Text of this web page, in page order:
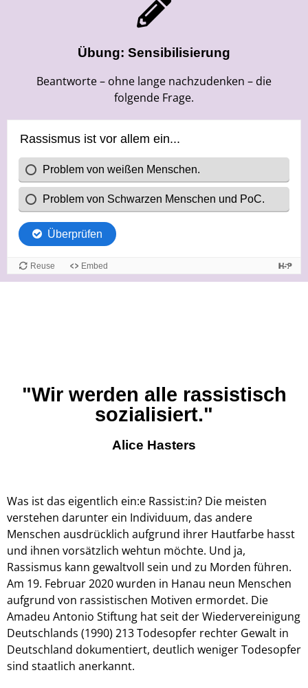
Übung: Sensibilisierung
Beantworte – ohne lange nachzudenken – die
folgende Frage.
"Wir werden alle rassistisch
sozialisiert."
Alice Hasters
Was ist das eigentlich ein:e Rassist:in? Die meisten
verstehen darunter ein Individuum, das andere
Menschen ausdrücklich aufgrund ihrer Hautfarbe hasst
und ihnen vorsätzlich wehtun möchte. Und ja,
Rassismus kann gewaltvoll sein und zu Morden führen.
Am 19. Februar 2020 wurden in Hanau neun Menschen
aufgrund von rassistischen Motiven ermordet. Die
Amadeu Antonio Stiftung hatseit der Wiedervereinigung
Deutschlands (1990) 213Todesopfer rechter Gewalt in
Deutschland dokumentiert, deutlich weniger Todesopfer
sind staatlich anerkannt.